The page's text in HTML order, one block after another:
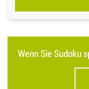
Wenn Sie Sudoku